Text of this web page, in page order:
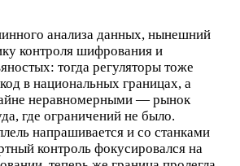
анализа данных, нынешний
контроля шифрования и
тогда регуляторы тоже
в национальных границах, а
неравномерными — рынок
где ограничений не было.
напрашивается и со станками
контроль фокусировался на